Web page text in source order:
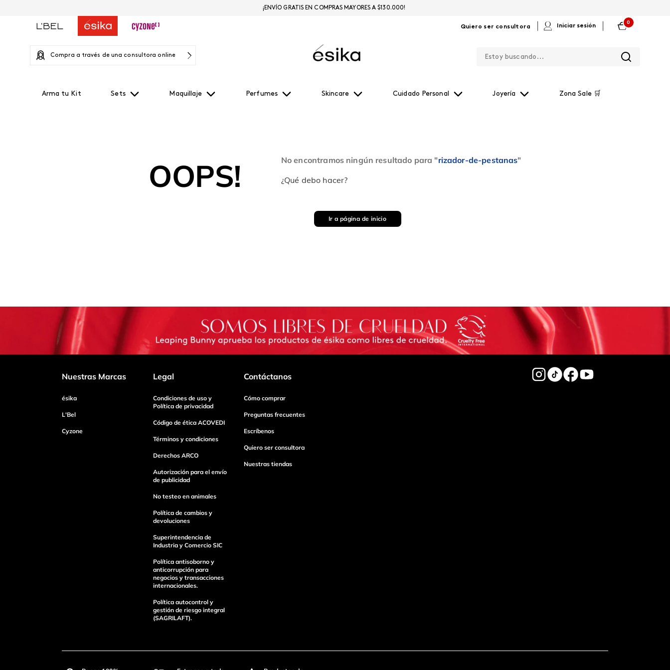
Quiero ser consultora Iniciar sesión
0
Compra a través de una consultora online
Arma tu Kit Sets Maquillaje Perfumes Skincare Cuidado Personal Joyería Zona Sale 🛒
¡ENVÍO GRATIS EN COMPRAS MAYORES A $130.000!
OOPS! No encontramos ningún resultado para "rizador-de-pestanas"
¿Qué debo hacer?
Ir a página de inicio
Nuestras Marcas
ésika
L'Bel
Cyzone
Legal
Condiciones de uso y
Política de privacidad
Código de ética ACOVEDI
Términos y condiciones
Derechos ARCO
Autorización para el envío
de publicidad
No testeo en animales
Política de cambios y
devoluciones
Superintendencia de
Industria y Comercio SIC
Política antisoborno y
anticorrupción para
negocios y transacciones
internacionales.
Política autocontrol y
gestión de riesgo integral
(SAGRILAFT).
Contáctanos
Cómo comprar
Preguntas frecuentes
Escríbenos
Quiero ser consultora
Nuestras tiendas